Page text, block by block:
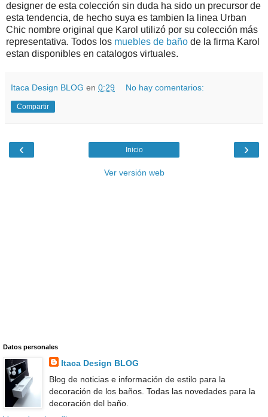
designer de esta colección sin duda ha sido un precursor de
esta tendencia, de hecho suya es tambien la linea Urban
Chic nombre original que Karol utilizó por su colección más
representativa. Todos los muebles de baño de la firma Karol
estan disponibles en catalogos virtuales.
Itaca Design BLOG en 0:29 No hay comentarios:
Compartir
‹ ›
Inicio
Ver versión web
Datos personales
Itaca Design BLOG
Blog de noticias e información de estilo para la
decoración de los baños. Todas las novedades para la
decoración del baño.